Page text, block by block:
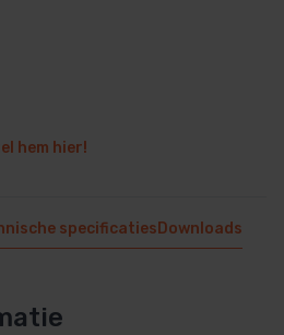
hem hier!
specificaties Downloads